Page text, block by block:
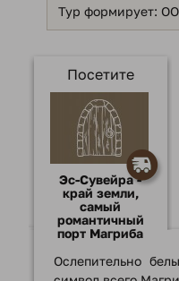
Тур формирует:
Посетите
Эс-Сувейра -
край земли,
самый
романтичный
порт Магриба
Ослепительно